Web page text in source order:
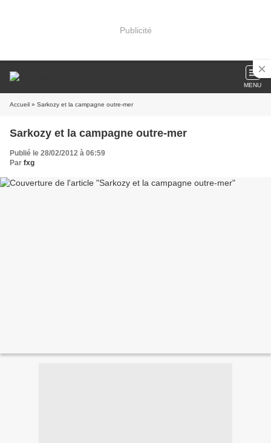
Publicité
MENU
Accueil » Sarkozy et la campagne outre-mer
Sarkozy et la campagne outre-mer
Publié le 28/02/2012 à 06:59
Par fxg